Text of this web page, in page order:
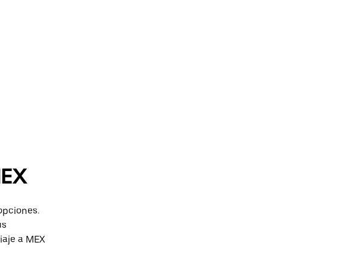
a MEX